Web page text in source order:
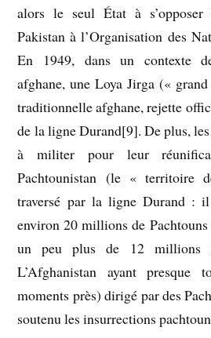
alors le seul État à
Pakistan à l’Organisation des
En 1949, dans un contexte
afghane, une Loya Jirga («
traditionnelle afghane, rejette
de la ligne Durand[9]. De plus,
à militer pour leur
Pachtounistan (le « territoire
traversé par la ligne Durand :
environ 20 millions de
un peu plus de 12 millions
L’Afghanistan ayant presque
moments près) dirigé par des
soutenu les insurrections